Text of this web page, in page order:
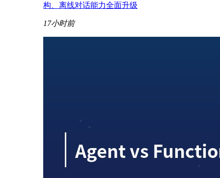
构、离线对话能力全面升级
17小时前